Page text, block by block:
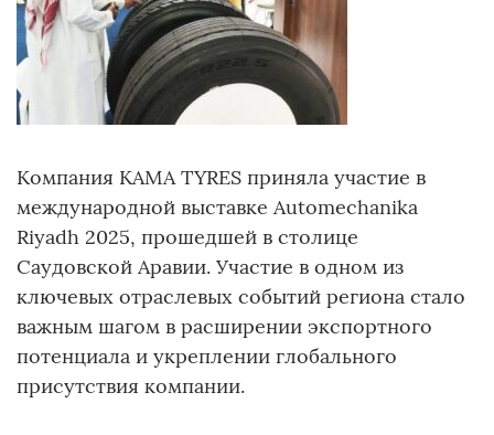
Компания KAMA TYRES приняла участие в
международной выставке Automechanika
Riyadh 2025, прошедшей в столице
Саудовской Аравии. Участие в одном из
ключевых отраслевых событий региона стало
важным шагом в расширении экспортного
потенциала и укреплении глобального
присутствия компании.